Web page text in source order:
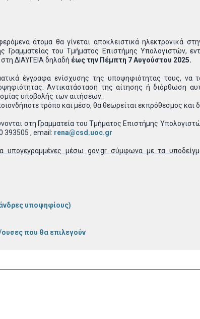
άτομα θα γίνεται αποκλειστικά ηλεκτρονικά
Γραμματείας του Τμήματος Επιστήμης Υπολογιστών,
ΔΙΑΥΓΕΙΑ δηλαδή έως την Πέμπτη 7 Αυγούστου 2025.
έγγραφα ενίσχυσης της υποψηφιότητας τους, να
Αντικατάσταση της αίτησης ή διόρθωση
υποβολής των αιτήσεων.
τρόπο και μέσο, θα θεωρείται εκπρόθεσμος και
στη Γραμματεία του Τμήματος Επιστήμης
393505 , email: rena@csd.uoc.gr
υπογεγραμμένες μέσω gov.gr σύμφωνα με τα
υποψηφίους)
που θα επιλεγούν